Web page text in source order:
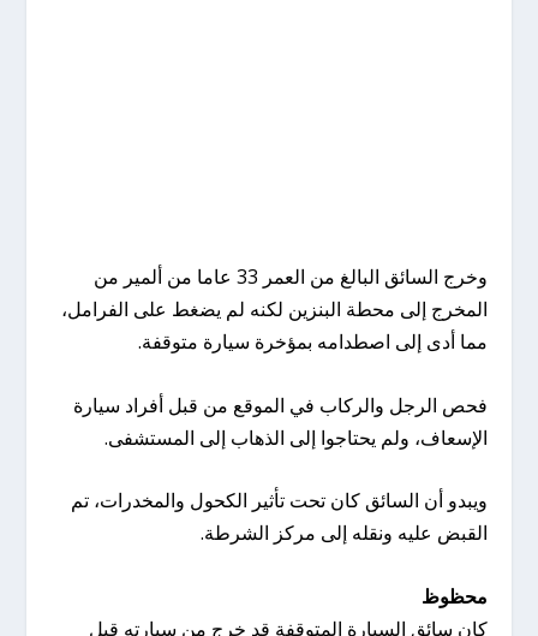
وخرج السائق البالغ من العمر 33 عاما من ألمير من
المخرج إلى محطة البنزين لكنه لم يضغط على الفرامل،
مما أدى إلى اصطدامه بمؤخرة سيارة متوقفة.
فحص الرجل والركاب في الموقع من قبل أفراد سيارة
الإسعاف، ولم يحتاجوا إلى الذهاب إلى المستشفى.
ويبدو أن السائق كان تحت تأثير الكحول والمخدرات، تم
القبض عليه ونقله إلى مركز الشرطة.
محظوظ
كان سائق السيارة المتوقفة قد خرج من سيارته قبل